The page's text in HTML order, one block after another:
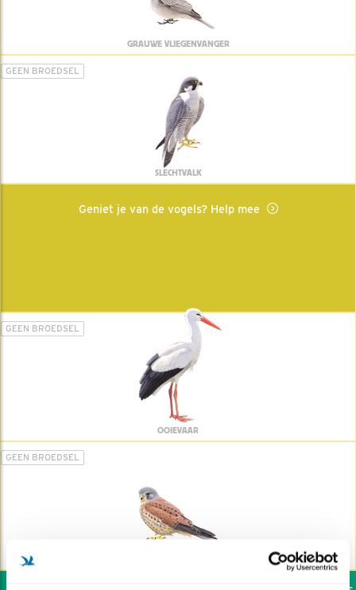
GRAUWE VLIEGENVANGER
GEEN BROEDSEL
SLECHTVALK
Geniet je van de vogels? Help mee
GEEN BROEDSEL
OOIEVAAR
GEEN BROEDSEL